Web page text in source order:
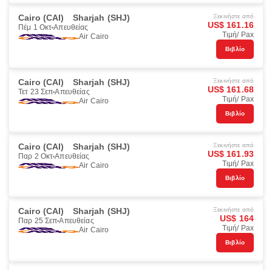
Cairo (CAI) Sharjah (SHJ)
Πέμ 1 Οκτ Απευθείας
Air Cairo
Ξεκινήστε από
US$ 161.16
Τιμή/ Pax
Βιβλίο
Cairo (CAI) Sharjah (SHJ)
Τετ 23 Σεπ Απευθείας
Air Cairo
Ξεκινήστε από
US$ 161.68
Τιμή/ Pax
Βιβλίο
Cairo (CAI) Sharjah (SHJ)
Παρ 2 Οκτ Απευθείας
Air Cairo
Ξεκινήστε από
US$ 161.93
Τιμή/ Pax
Βιβλίο
Cairo (CAI) Sharjah (SHJ)
Παρ 25 Σεπ Απευθείας
Air Cairo
Ξεκινήστε από
US$ 164
Τιμή/ Pax
Βιβλίο